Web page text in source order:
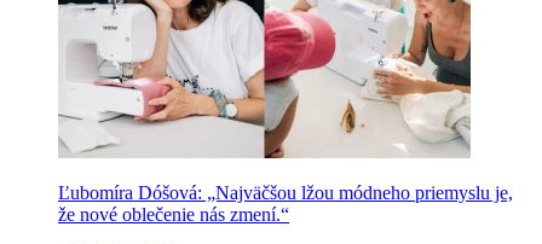
Ľubomíra Dóšová: „Najväčšou lžou módneho priemyslu je,
že nové oblečenie nás zmení.“